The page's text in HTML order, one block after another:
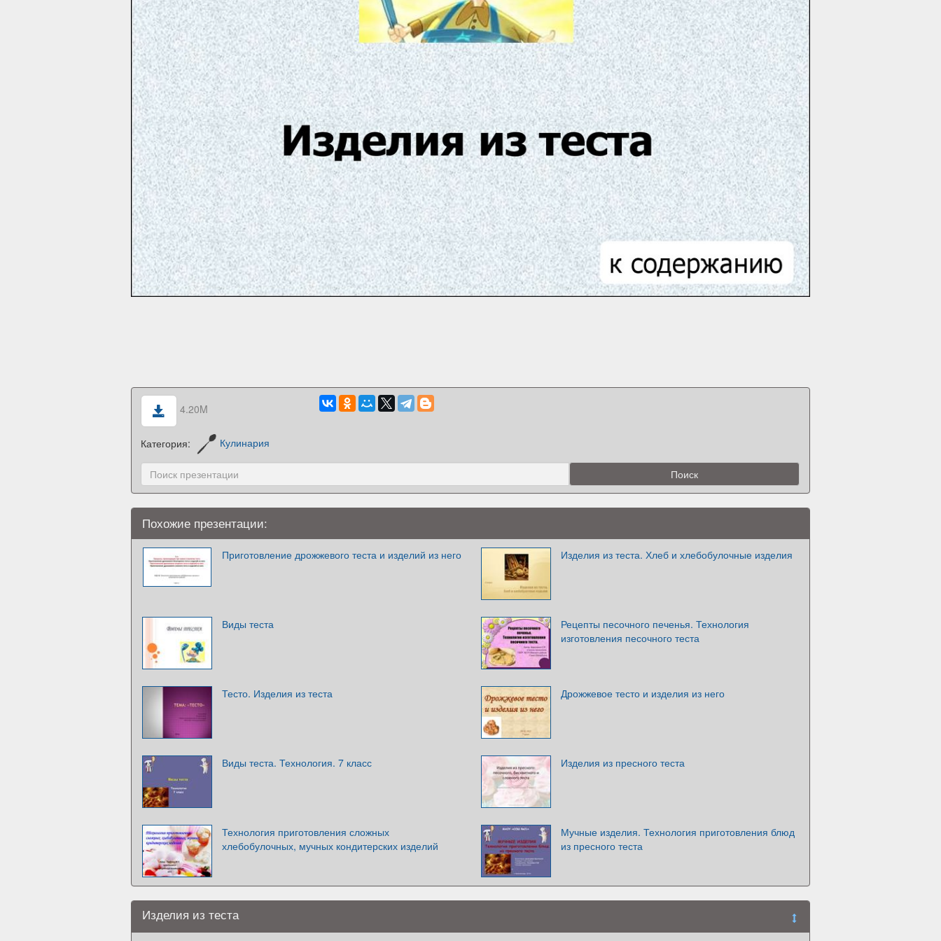
4.20M
Категория: Кулинария
Похожие презентации:
Приготовление дрожжевого теста и изделий из него Изделия из теста. Хлеб и хлебобулочные изделия
Виды теста
Рецепты песочного печенья. Технология
изготовления песочного теста
Тесто. Изделия из теста Дрожжевое тесто и изделия из него
Виды теста. Технология. 7 класс Изделия из пресного теста
Технология приготовления сложных
хлебобулочных, мучных кондитерских изделий
Мучные изделия. Технология приготовления блюд
из пресного теста
Изделия из теста